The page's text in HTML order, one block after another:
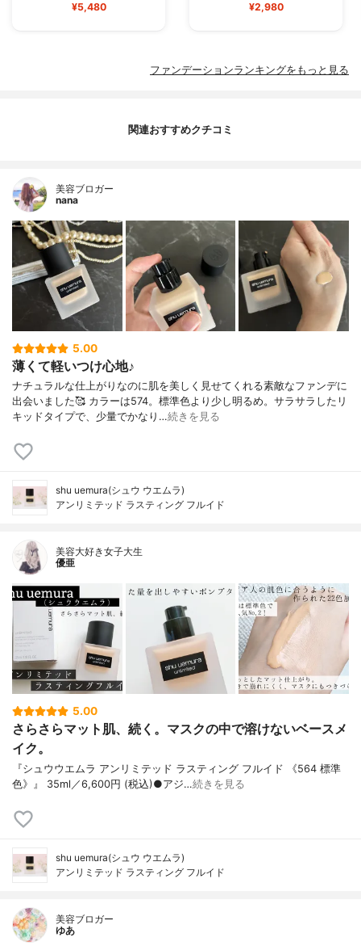
¥5,480 ¥2,980
ファンデーションランキングをもっと見る
関連おすすめクチコミ
美容ブロガー
nana
5.00
薄くて軽いつけ心地♪
ナチュラルな仕上がりなのに肌を美しく見せてくれる素敵なファンデに
出会いました🥰 カラーは574。標準色より少し明るめ。サラサラしたリ
キッドタイプで、少量でかなり…続きを見る
shu uemura(シュウ ウエムラ)
アンリミテッド ラスティング フルイド
美容大好き女子大生
優亜
5.00
さらさらマット肌、続く。マスクの中で溶けないベースメ
イク。
『シュウウエムラ アンリミテッド ラスティング フルイド 《564 標準
色》』 35ml／6,600円 (税込)●アジ…続きを見る
shu uemura(シュウ ウエムラ)
アンリミテッド ラスティング フルイド
美容ブロガー
ゆあ